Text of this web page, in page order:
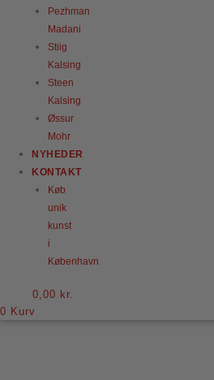
Pezhman
Madani
Stiig
Kalsing
Steen
Kalsing
Øssur
Mohr
NYHEDER
KONTAKT
Køb
unik
kunst
i
København
0,00 kr.
0 Kurv